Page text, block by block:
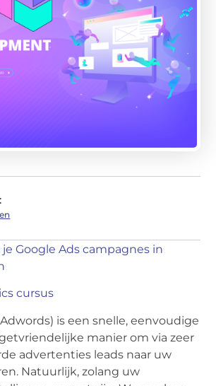
cursus
is een snelle, eenvoudige
manier om via zeer
advertenties leads naar uw
Natuurlijk, zolang uw